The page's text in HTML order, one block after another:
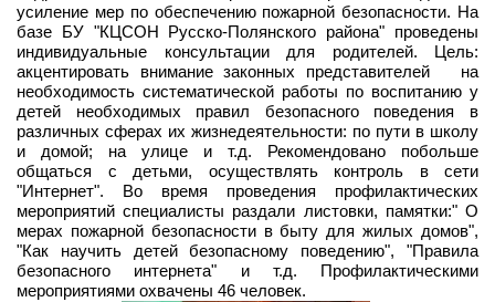
усиление мер по обеспечению пожарной безопасности. На
базе БУ "КЦСОН Русско-Полянского района" проведены
индивидуальные консультации для родителей. Цель:
акцентировать внимание законных представителей на
необходимость систематической работы по воспитанию у
детей необходимых правил безопасного поведения в
различных сферах их жизнедеятельности: по пути в школу
и домой; на улице и т.д. Рекомендовано побольше
общаться с детьми, осуществлять контроль в сети
"Интернет". Во время проведения профилактических
мероприятий специалисты раздали листовки, памятки:" О
мерах пожарной безопасности в быту для жилых домов",
"Как научить детей безопасному поведению", "Правила
безопасного интернета" и т.д. Профилактическими
мероприятиями охвачены 46 человек.